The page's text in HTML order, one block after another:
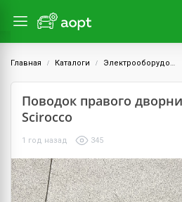
Главная Каталоги Электрооборудование
Поводок правого
Scirocco
1 год назад 345